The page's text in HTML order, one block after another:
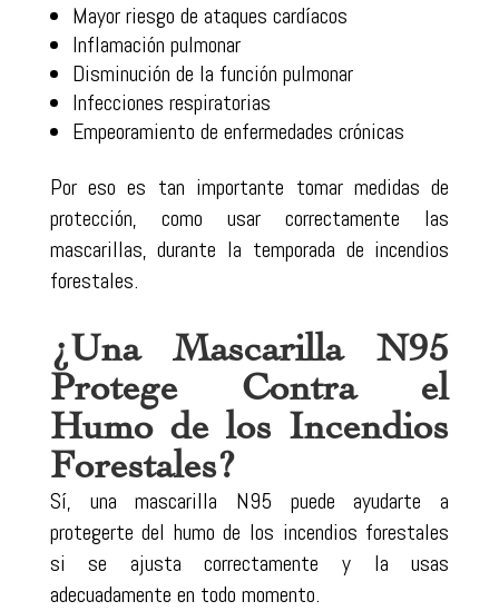
Mayor riesgo de ataques cardíacos
Inflamación pulmonar
Disminución de la función pulmonar
Infecciones respiratorias
Empeoramiento de enfermedades crónicas
Por eso es tan importante tomar medidas de
protección, como usar correctamente las
mascarillas, durante la temporada de incendios
forestales.
¿Una Mascarilla N95
Protege Contra el
Humo de los Incendios
Forestales?
Sí, una mascarilla N95 puede ayudarte a
protegerte del humo de los incendios forestales
si se ajusta correctamente y la usas
adecuadamente en todo momento.